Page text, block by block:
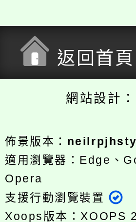
返回首頁
網站設計
佈景版本：
適用瀏覽器：Edge、
Opera
支援行動瀏覽裝置
Xoops版本：XOOPS